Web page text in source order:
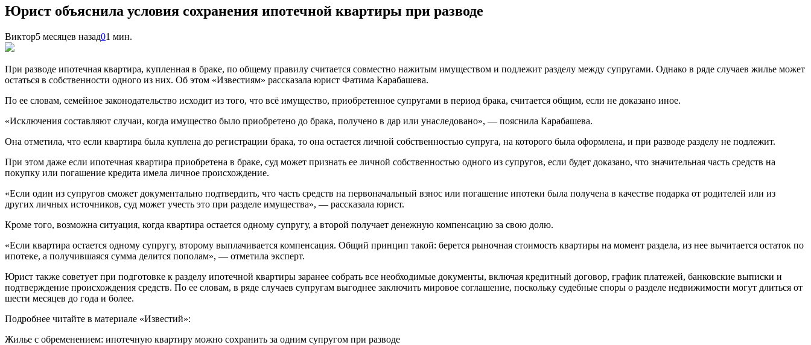
Юрист объяснила условия сохранения ипотечной квартиры при разводе
Виктор5 месяцев назад01 мин.
При разводе ипотечная квартира, купленная в браке, по общему правилу считается совместно нажитым имуществом и подлежит разделу между супругами. Однако в ряде случаев жилье может
остаться в собственности одного из них. Об этом «Известиям» рассказала юрист Фатима Карабашева.
По ее словам, семейное законодательство исходит из того, что всё имущество, приобретенное супругами в период брака, считается общим, если не доказано иное.
«Исключения составляют случаи, когда имущество было приобретено до брака, получено в дар или унаследовано», — пояснила Карабашева.
Она отметила, что если квартира была куплена до регистрации брака, то она остается личной собственностью супруга, на которого была оформлена, и при разводе разделу не подлежит.
При этом даже если ипотечная квартира приобретена в браке, суд может признать ее личной собственностью одного из супругов, если будет доказано, что значительная часть средств на
покупку или погашение кредита имела личное происхождение.
«Если один из супругов сможет документально подтвердить, что часть средств на первоначальный взнос или погашение ипотеки была получена в качестве подарка от родителей или из
других личных источников, суд может учесть это при разделе имущества», — рассказала юрист.
Кроме того, возможна ситуация, когда квартира остается одному супругу, а второй получает денежную компенсацию за свою долю.
«Если квартира остается одному супругу, второму выплачивается компенсация. Общий принцип такой: берется рыночная стоимость квартиры на момент раздела, из нее вычитается остаток по
ипотеке, а получившаяся сумма делится пополам», — отметила эксперт.
Юрист также советует при подготовке к разделу ипотечной квартиры заранее собрать все необходимые документы, включая кредитный договор, график платежей, банковские выписки и
подтверждение происхождения средств. По ее словам, в ряде случаев супругам выгоднее заключить мировое соглашение, поскольку судебные споры о разделе недвижимости могут длиться от
шести месяцев до года и более.
Подробнее читайте в материале «Известий»:
Жилье с обременением: ипотечную квартиру можно сохранить за одним супругом при разводе